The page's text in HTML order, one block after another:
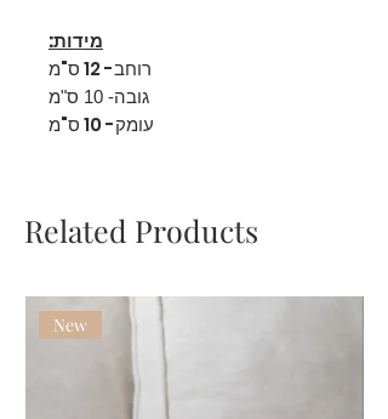
מידות:
רוחב- 12 ס"מ
גובה- 10 ס"מ
עומק- 10 ס"מ
Related Products
New